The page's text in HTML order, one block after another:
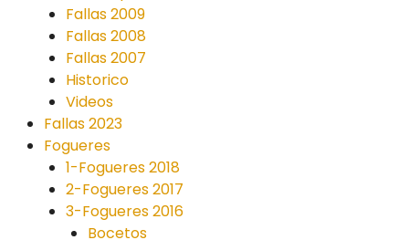
Fallas 2009
Fallas 2008
Fallas 2007
Historico
Videos
Fallas 2023
Fogueres
1-Fogueres 2018
2-Fogueres 2017
3-Fogueres 2016
Bocetos